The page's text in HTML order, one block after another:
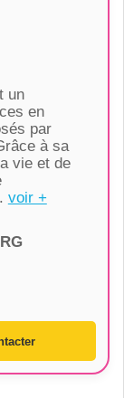
un
en
par
à sa
vie et de
voir +